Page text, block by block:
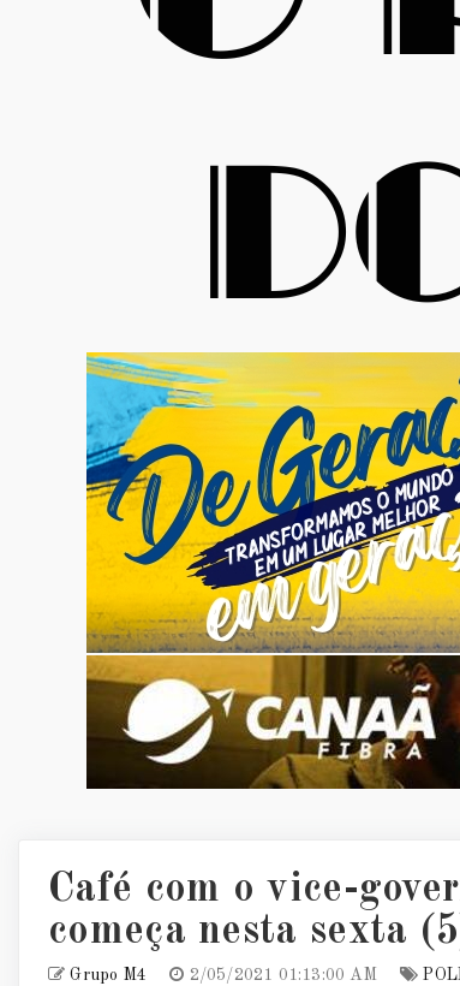
Café com o vice-
começa nesta sexta
Grupo M4 2/05/2021 01:13:00 AM